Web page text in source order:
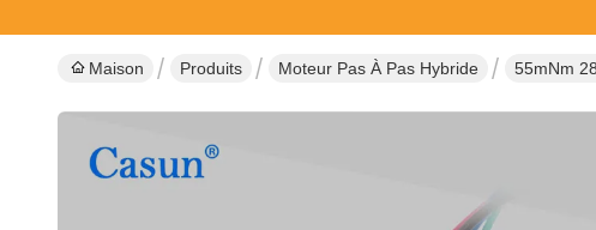
Maison Produits Moteur Pas À Pas Hybride 55mNm